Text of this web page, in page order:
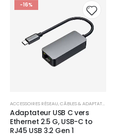
-16%
Add to
wishlist
ACCESSOIRES RÉSEAU,CÂBLES & ADAPTATEURS
Adaptateur USB C vers
Ethernet 2.5 G, USB-C to
RJ45 USB 3.2 Gen 1